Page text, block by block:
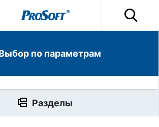
по параметрам
Разделы